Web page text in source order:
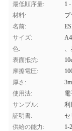
最低順序量:
1
材料:
名前:
サイズ:
色:
表面抵抗:
摩擦電圧:
厚さ:
使用法:
電
サンプル:
利
証明書:
セ
供給の能力:
1-